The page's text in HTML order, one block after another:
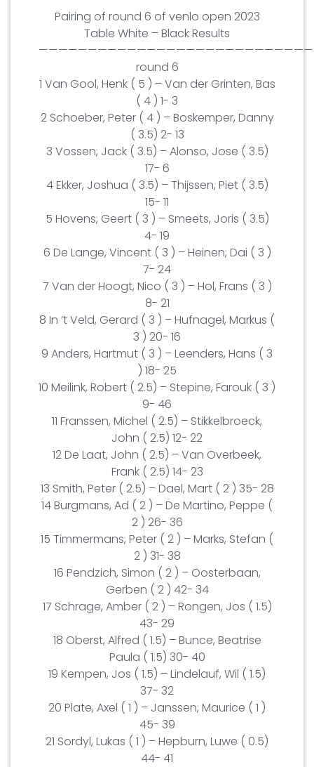
Pairing of round 6 of venlo open 2023
Table White – Black Results
round 6
1 Van Gool, Henk ( 5 ) – Van der Grinten, Bas
( 4 ) 1- 3
2 Schoeber, Peter ( 4 ) – Boskemper, Danny
( 3.5) 2- 13
3 Vossen, Jack ( 3.5) – Alonso, Jose ( 3.5)
17- 6
4 Ekker, Joshua ( 3.5) – Thijssen, Piet ( 3.5)
15- 11
5 Hovens, Geert ( 3 ) – Smeets, Joris ( 3.5)
4- 19
6 De Lange, Vincent ( 3 ) – Heinen, Dai ( 3 )
7- 24
7 Van der Hoogt, Nico ( 3 ) – Hol, Frans ( 3 )
8- 21
8 In ’t Veld, Gerard ( 3 ) – Hufnagel, Markus (
3 ) 20- 16
9 Anders, Hartmut ( 3 ) – Leenders, Hans ( 3
) 18- 25
10 Meilink, Robert ( 2.5) – Stepine, Farouk ( 3 )
9- 46
11 Franssen, Michel ( 2.5) – Stikkelbroeck,
John ( 2.5) 12- 22
12 De Laat, John ( 2.5) – Van Overbeek,
Frank ( 2.5) 14- 23
13 Smith, Peter ( 2.5) – Dael, Mart ( 2 ) 35- 28
14 Burgmans, Ad ( 2 ) – De Martino, Peppe (
2 ) 26- 36
15 Timmermans, Peter ( 2 ) – Marks, Stefan (
2 ) 31- 38
16 Pendzich, Simon ( 2 ) – Oosterbaan,
Gerben ( 2 ) 42- 34
17 Schrage, Amber ( 2 ) – Rongen, Jos ( 1.5)
43- 29
18 Oberst, Alfred ( 1.5) – Bunce, Beatrise
Paula ( 1.5) 30- 40
19 Kempen, Jos ( 1.5) – Lindelauf, Wil ( 1.5)
37- 32
20 Plate, Axel ( 1 ) – Janssen, Maurice ( 1 )
45- 39
21 Sordyl, Lukas ( 1 ) – Hepburn, Luwe ( 0.5)
44- 41